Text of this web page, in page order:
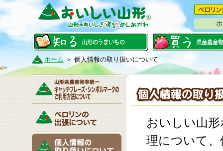
ホーム ＞ 個人情報の取り扱いについて
おいしい山
理について